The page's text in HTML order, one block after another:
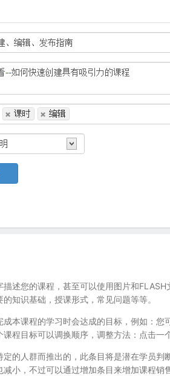
描述您的课程，甚至可以使用图片和
知识基础，授课形式，常见问题等等。
本课程的学习时会达成的目标，例如：
程目标可以调换顺序，调整方法：点击一
定的人群而推出的，此条目将是潜在学员
减小，不过可以通过增加条目来增加课程